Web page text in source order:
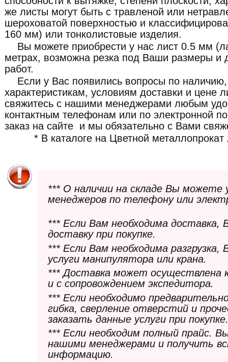
же листы могут быть с травленой или
шероховатой поверхностью и
160 мм) или тонколистовые изделия.
Вы можете приобрести у нас лист 0.5 мм
метрах, возможна резка под Ваши размеры и
работ.
Если у Вас появились вопросы по наличию,
характеристикам, условиям доставки и цене
свяжитесь с нашими менеджерами любым
контактным телефонам или по электронной
заказ на сайте и мы обязательно с Вами
* В каталоге на Цветной
*** О наличии на складе Вы можете
менеджеров по телефону или
*** Если Вам необходима
доставку при покупке.
*** Если Вам необходима
услуги манипулятора или крана.
*** Доставка может осуществлена
и с сопровождением экспедитора.
*** Если необходимо
гибка, сверление отверстий и
заказать данные услуги при покупке.
*** Если необходим полный прайс.
нашими менеджерами и получить
информацию.